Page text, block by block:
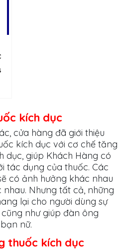
kích dục
cửa hàng đã giới thiệu
kích dục với cơ chế tăng
dục, giúp Khách Hàng có
tác dụng của thuốc. Các
có ảnh hưởng khác nhau
Nhưng tất cả, những
lại cho người dùng sự
như giúp đàn ông
nữ.
thuốc kích dục